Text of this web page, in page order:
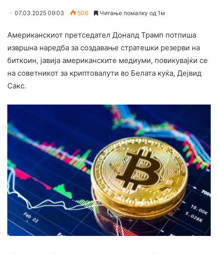
07.03.2025 09:03 506 Читање помалку од 1м
Американскиот претседател Доналд Трамп потпиша
извршна наредба за создавање стратешки резерви на
биткоин, јавија американските медиуми, повикувајќи се
на советникот за криптовалути во Белата куќа, Дејвид
Сакс.